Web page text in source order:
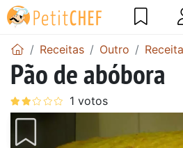
Receitas Outro
Pão de abóbora